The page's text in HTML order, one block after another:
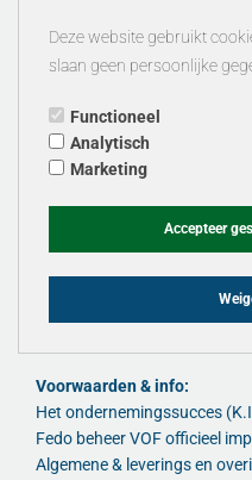
Verkoopkantoor:
Adres Melkweg 8R. - 7021PD
Email:
Voorwaarden & info:
Het ondernemingssucces
Fedo beheer VOF officieel
Algemene & leverings en
Deze website gebruikt
slaan geen persoonlijke
Functioneel
Analytisch
Marketing
Accepteer